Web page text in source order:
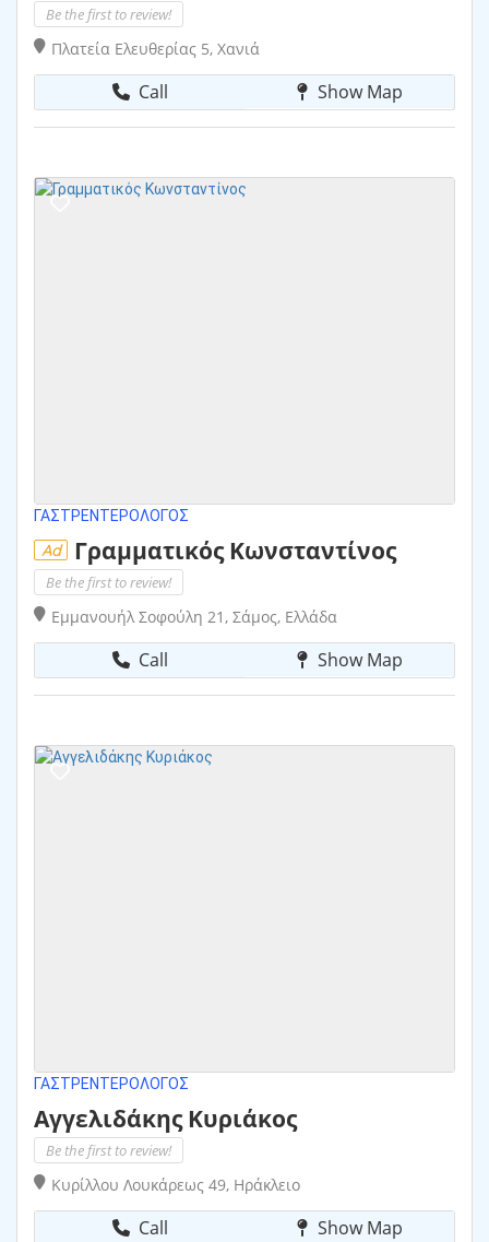
Be the first to review!
Πλατεία Ελευθερίας 5, Χανιά
Call Show Map
ΓΑΣΤΡΕΝΤΕΡΟΛΌΓΟΣ
Ad Γραμματικός Κωνσταντίνος
Be the first to review!
Εμμανουήλ Σοφούλη 21, Σάμος, Ελλάδα
Call Show Map
ΓΑΣΤΡΕΝΤΕΡΟΛΌΓΟΣ
Αγγελιδάκης Κυριάκος
Be the first to review!
Κυρίλλου Λουκάρεως 49, Ηράκλειο
Call Show Map